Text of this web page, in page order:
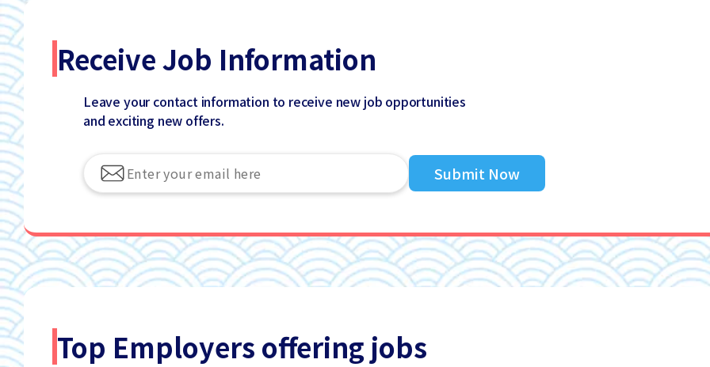
Receive Job Information
Leave your contact information to receive new job opportunities
and exciting new offers.
Submit Now
Top Employers offering jobs